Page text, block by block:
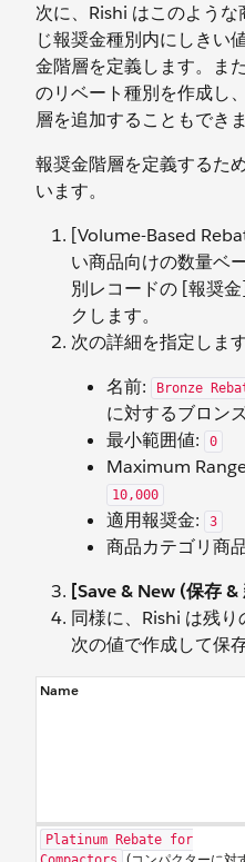
次に、Rishi はこのよう
じ報奨金種別内にしきい
金階層を定義します。ま
のリベート種別を作成し
層を追加することもできま
報奨金階層を定義するた
います。
[Volume-Based
い商品向けの数量ベ
別レコードの [報奨金]
クします。
次の詳細を指定します
名前:
Bronze
に対するブロン
最小範囲値:
0
Maximum
10,000
適用報奨金: 3
商品カテゴリ商
[Save & New (保存 &
同様に、Rishi は残
次の値で作成して保
Name
Platinum Rebate for